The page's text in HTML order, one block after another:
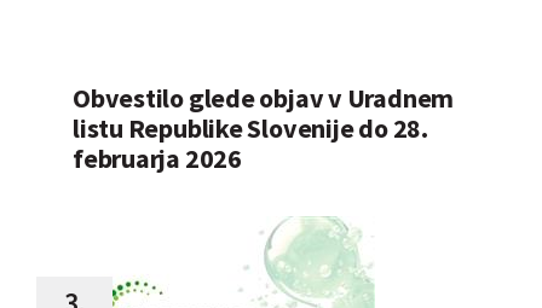
Obvestilo glede objav v Uradnem
listu Republike Slovenije do 28.
februarja 2026